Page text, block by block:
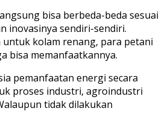
bisa berbeda-beda sesuai
inovasinya sendiri-sendiri.
untuk kolam renang, para petani
bisa memanfaatkannya.
pemanfaatan energi secara
proses industri, agroindustri
tidak dilakukan